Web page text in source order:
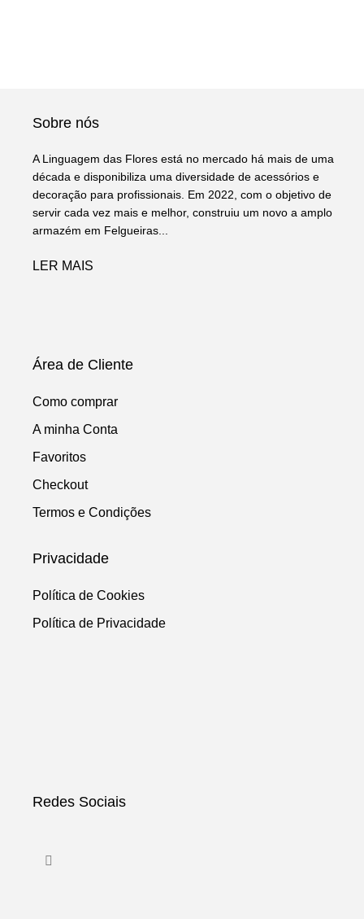
Sobre nós
A Linguagem das Flores está no mercado há mais de uma
década e disponibiliza uma diversidade de acessórios e
decoração para profissionais. Em 2022, com o objetivo de
servir cada vez mais e melhor, construiu um novo a amplo
armazém em Felgueiras...
LER MAIS
Área de Cliente
Como comprar
A minha Conta
Favoritos
Checkout
Termos e Condições
Privacidade
Política de Cookies
Política de Privacidade
Redes Sociais